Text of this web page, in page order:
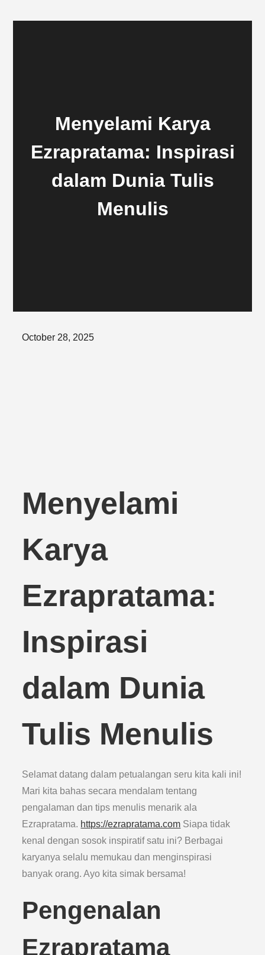
Menyelami Karya
Ezrapratama: Inspirasi
dalam Dunia Tulis
Menulis
Posted
October 28, 2025
Menyelami
Karya
Ezrapratama:
Inspirasi
dalam Dunia
Tulis Menulis
Selamat datang dalam petualangan seru kita kali ini!
Mari kita bahas secara mendalam tentang
pengalaman dan tips menulis menarik ala
Ezrapratama. https://ezrapratama.com Siapa tidak
kenal dengan sosok inspiratif satu ini? Berbagai
karyanya selalu memukau dan menginspirasi
banyak orang. Ayo kita simak bersama!
Pengenalan
Ezrapratama